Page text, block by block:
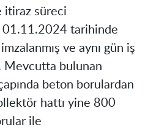
itiraz süreci
01.11.2024 tarihinde
ve aynı gün iş
Mevcutta bulunan
beton borulardan
hattı yine 800
ile